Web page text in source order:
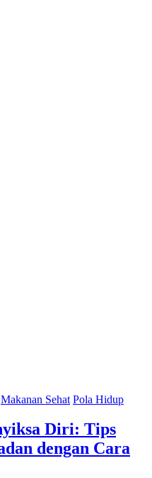
Makanan Sehat Pola Hidup
Diri: Tips
dengan Cara